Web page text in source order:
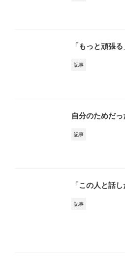
「もっと頑張
記事
自分のためだ
記事
「この人と話
記事